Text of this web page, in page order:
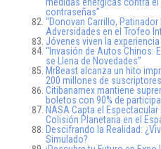
contraseñas”
“Donovan Carrillo,
Adversidades en el Trofeo
Jóvenes viven la experiencia
“Invasión de Autos Chinos:
se Llena de Novedades”
MrBeast alcanza un hito
200 millones de suscriptores
Citibanamex mantiene
boletos con 90% de
NASA Capta el
Colisión Planetaria en el
Descifrando la Realidad:
Simulado?